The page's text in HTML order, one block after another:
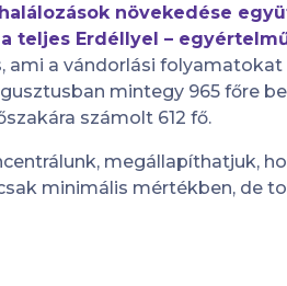
növekedése
teljes Erdéllyel –
ami a vándorlási
mintegy 965 főre
számolt 612 fő.
megállapíthatjuk,
minimális mértékben, de